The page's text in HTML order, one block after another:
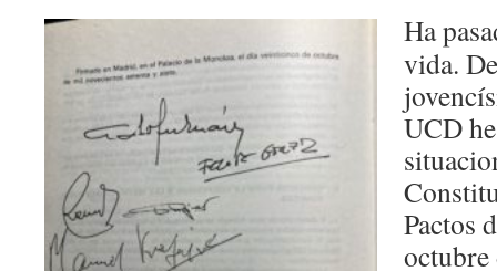
Ha
vida.
UCD
Pactos
octubre